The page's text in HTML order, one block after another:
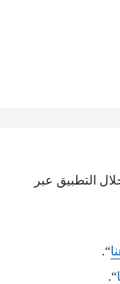
التطبيق عبر
“.
“.